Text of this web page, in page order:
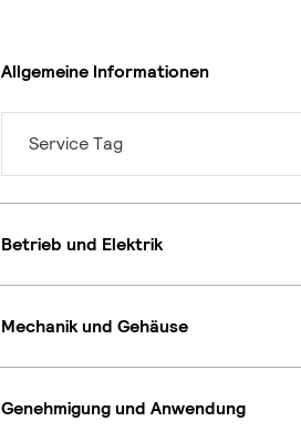
Allgemeine Informationen
Service Tag
Betrieb und Elektrik
Mechanik und Gehäuse
Genehmigung und Anwendung